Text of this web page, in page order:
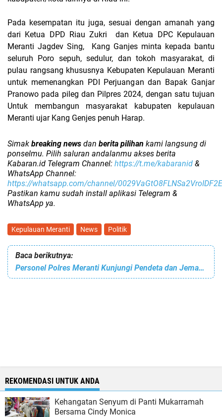
Pada kesempatan itu juga, sesuai dengan amanah yang
dari Ketua DPD Riau Zukri dan Ketua DPC Kepulauan
Meranti Jagdev Sing, Kang Ganjes minta kepada bantu
seluruh Poro sepuh, sedulur, dan tokoh masyarakat, di
pulau rangsang khususnya Kebupaten Kepulauan Meranti
untuk memenangkan PDI Perjuangan dan Bapak Ganjar
Pranowo pada pileg dan Pilpres 2024, dengan satu tujuan
Untuk membangun masyarakat kabupaten kepulauan
Meranti ujar Kang Genjes penuh Harap.
Simak breaking news dan berita pilihan kami langsung di
ponselmu. Pilih saluran andalanmu akses berita
Kabaran.id Telegram Channel: https://t.me/kabaranid &
WhatsApp Channel:
https://whatsapp.com/channel/0029VaGtO8FLNSa2VroIDF2E
Pastikan kamu sudah install aplikasi Telegram &
WhatsApp ya.
Kepulauan Meranti News Politik
Baca berikutnya:
Personel Polres Meranti Kunjungi Pendeta dan Jemaat GPdI Tiberias Selatpanjang
REKOMENDASI UNTUK ANDA
Kehangatan Senyum di Panti Mukarramah
Bersama Cindy Monica